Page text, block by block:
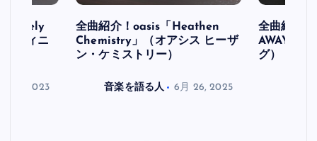
フィニ
30, 2023
全曲紹介！oasis「Heathen
Chemistry」（オアシス ヒーザ
ン・ケミストリー）
音楽を語る人 6月 26, 2025
全曲紹介
AWAY」
グ）